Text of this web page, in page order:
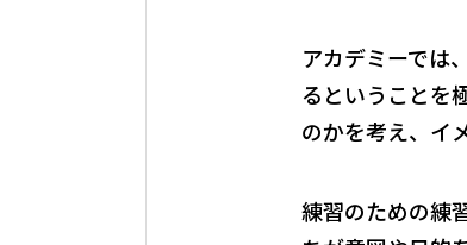
アカデミーでは
るということを
のかを考え、イ
練習のための練